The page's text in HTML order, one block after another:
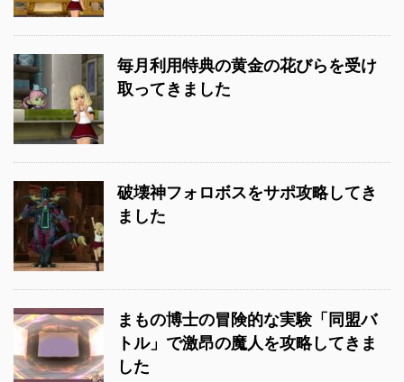
毎月利用特典の黄金の花びらを受け
取ってきました
破壊神フォロボスをサポ攻略してき
ました
まもの博士の冒険的な実験「同盟バ
トル」で激昂の魔人を攻略してきま
した